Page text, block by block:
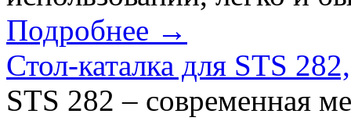
Подробнее →
Стол-каталка для STS
STS 282 – современная